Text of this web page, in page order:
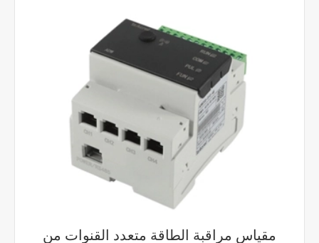
مقياس مراقبة الطاقة متعدد القنوات من